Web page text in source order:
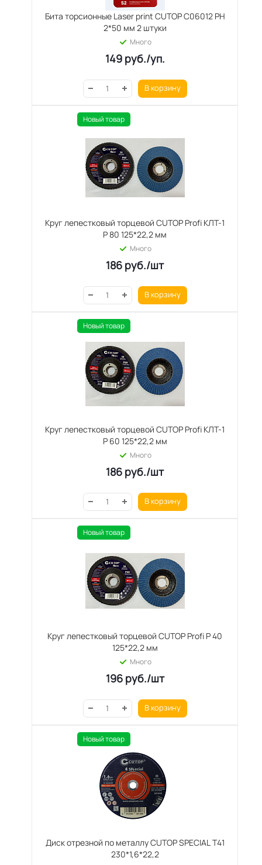
Бита торсионные Laser print CUTOP C06012 PH
2*50 мм 2 штуки
Много
149руб./уп.
В корзину
Новый товар
Круг лепестковый торцевой CUTOP Profi КЛТ-1
Р 80 125*22,2 мм
Много
186 руб./шт
В корзину
Новый товар
Круг лепестковый торцевой CUTOP Profi КЛТ-1
Р 60 125*22,2 мм
Много
186 руб./шт
В корзину
Новый товар
Круг лепестковый торцевой CUTOP Profi Р 40
125*22,2 мм
Много
196руб./шт
В корзину
Новый товар
Диск отрезной по металлу CUTOP SPECIAL T41
230*1,6*22,2